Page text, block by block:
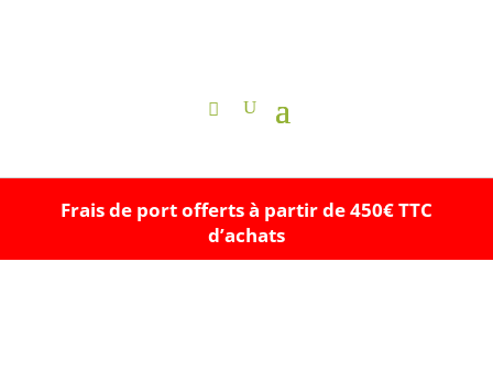
Frais de port offerts à partir de 450€ TTC
d’achats